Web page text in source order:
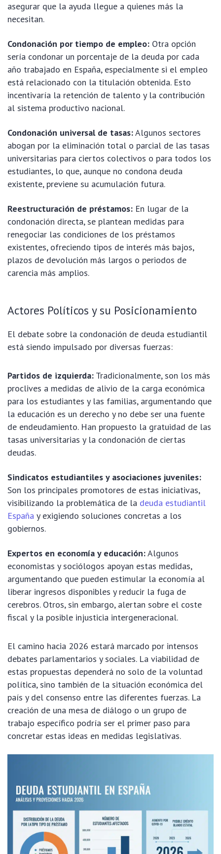
asegurar que la ayuda llegue a quienes más la
necesitan.
Condonación por tiempo de empleo: Otra opción
sería condonar un porcentaje de la deuda por cada
año trabajado en España, especialmente si el empleo
está relacionado con la titulación obtenida. Esto
incentivaría la retención de talento y la contribución
al sistema productivo nacional.
Condonación universal de tasas:Algunos sectores
abogan por la eliminación total o parcial de las tasas
universitarias para ciertos colectivos o para todos los
estudiantes, lo que, aunque no condona deuda
existente, previene su acumulación futura.
Reestructuración de préstamos: En lugar de la
condonación directa, se plantean medidas para
renegociar las condiciones de los préstamos
existentes, ofreciendo tipos de interés más bajos,
plazos de devolución más largos o periodos de
carencia más amplios.
Actores Políticos y su Posicionamiento
El debate sobre la condonación de deuda estudiantil
está siendo impulsado por diversas fuerzas:
Partidos de izquierda: Tradicionalmente, son los más
proclives a medidas de alivio de la carga económica
para los estudiantes y las familias, argumentando que
la educación es un derecho y no debe ser una fuente
de endeudamiento. Han propuesto la gratuidad de las
tasas universitarias y la condonación de ciertas
deudas.
Sindicatos estudiantiles y asociaciones juveniles:
Son los principales promotores de estas iniciativas,
visibilizando la problemática de la deuda estudiantil
España y exigiendo soluciones concretas a los
gobiernos.
Expertos en economía y educación:Algunos
economistas y sociólogos apoyan estas medidas,
argumentando que pueden estimular la economía al
liberar ingresos disponibles y reducir la fuga de
cerebros. Otros, sin embargo, alertan sobre el coste
fiscal y la posible injusticia intergeneracional.
El camino hacia 2026 estará marcado por intensos
debates parlamentarios y sociales. La viabilidad de
estas propuestas dependerá no solo de la voluntad
política, sino también de la situación económica del
país y del consenso entre las diferentes fuerzas. La
creación de una mesa de diálogo o un grupo de
trabajo específico podría ser el primer paso para
concretar estas ideas en medidas legislativas.